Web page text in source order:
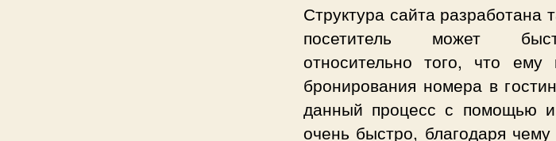
Структура сайта разработана
посетитель может
относительно того, что ему
бронирования номера в
данный процесс с помощью
очень быстро, благодаря